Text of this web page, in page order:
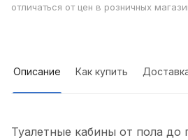
отличаться от цен в розничных
Описание Как купить
Туалетные кабины от пола до